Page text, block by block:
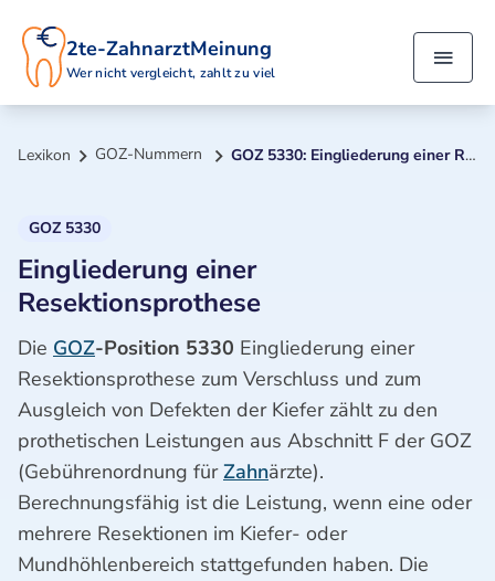
2te-ZahnarztMeinung
Wer nicht vergleicht, zahlt zu viel
Lexikon GOZ-Nummern GOZ 5330: Eingliederung einer Resektionsprothese
GOZ 5330
Eingliederung einer
Resektionsprothese
Die GOZ-Position 5330 Eingliederung einer
Resektionsprothese zum Verschluss und zum
Ausgleich von Defekten der Kiefer zählt zu den
prothetischen Leistungen aus Abschnitt F der GOZ
(Gebührenordnung fürZahnärzte).
Berechnungsfähig ist die Leistung, wenn eine oder
mehrere Resektionen im Kiefer- oder
Mundhöhlenbereich stattgefunden haben. Die